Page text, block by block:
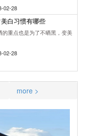
02-28
白习惯有哪些
重点也是为了不晒黑，变美
02-28
more >